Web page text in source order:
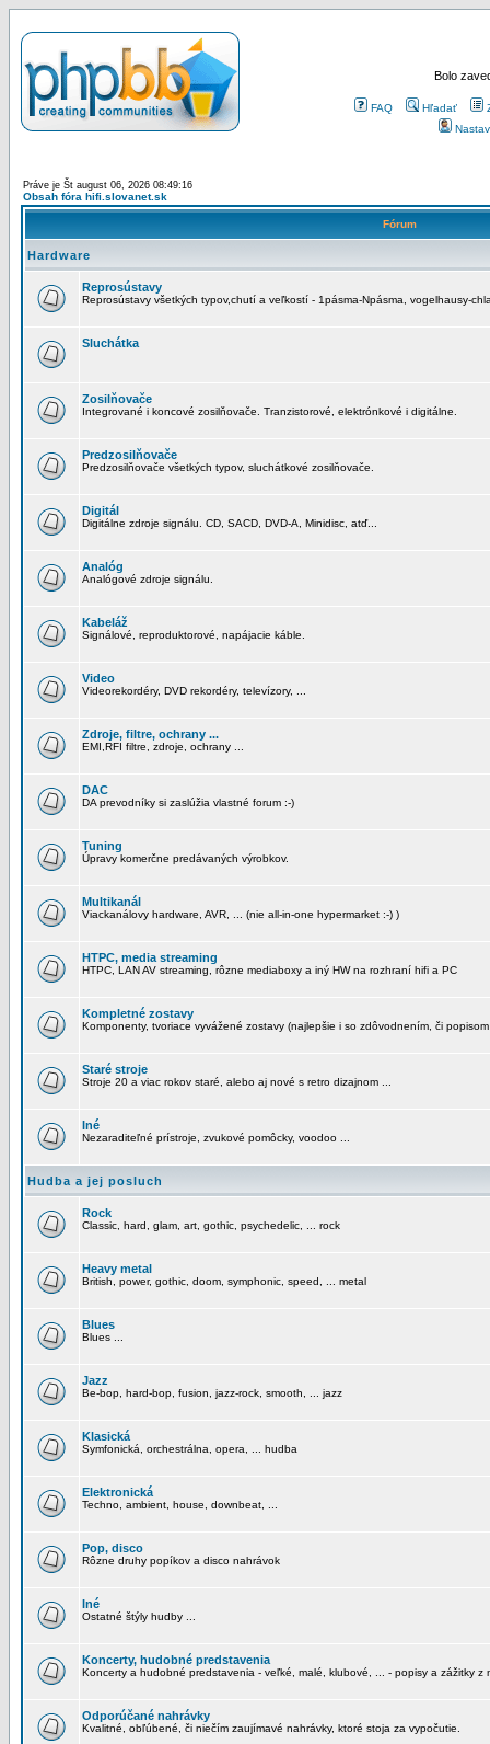
Bolo
FAQ Hľadať
Práve je Št august 06, 2026 08:49:16
Obsah fóra hifi.slovanet.sk
Fórum
Hardware
Reprosústavy
Reprosústavy všetkých typov,chutí a veľkostí - 1pásma-Npásma, vogelhausy-
Sluchátka
Zosilňovače
Integrované i koncové zosilňovače. Tranzistorové, elektrónkové i digitálne.
Predzosilňovače
Predzosilňovače všetkých typov, sluchátkové zosilňovače.
Digitál
Digitálne zdroje signálu. CD, SACD, DVD-A, Minidisc, atď...
Analóg
Analógové zdroje signálu.
Kabeláž
Signálové, reproduktorové, napájacie káble.
Video
Videorekordéry, DVD rekordéry, televízory, ...
Zdroje, filtre, ochrany ...
EMI,RFI filtre, zdroje, ochrany ...
DAC
DA prevodníky si zaslúžia vlastné forum :-)
Tuning
Úpravy komerčne predávaných výrobkov.
Multikanál
Viackanálovy hardware, AVR, ... (nie all-in-one hypermarket :-) )
HTPC, media streaming
HTPC, LAN AV streaming, rôzne mediaboxy a iný HW na rozhraní hifi a PC
Kompletné zostavy
Komponenty, tvoriace vyvážené zostavy (najlepšie i so zdôvodnením, či
Staré stroje
Stroje 20 a viac rokov staré, alebo aj nové s retro dizajnom ...
Iné
Nezaraditeľné prístroje, zvukové pomôcky, voodoo ...
Hudba a jej posluch
Rock
Classic, hard, glam, art, gothic, psychedelic, ... rock
Heavy metal
British, power, gothic, doom, symphonic, speed, ... metal
Blues
Blues ...
Jazz
Be-bop, hard-bop, fusion, jazz-rock, smooth, ... jazz
Klasická
Symfonická, orchestrálna, opera, ... hudba
Elektronická
Techno, ambient, house, downbeat, ...
Pop, disco
Rôzne druhy popíkov a disco nahrávok
Iné
Ostatné štýly hudby ...
Koncerty, hudobné predstavenia
Koncerty a hudobné predstavenia - veľké, malé, klubové, ... - popisy a zážitky z
Odporúčané nahrávky
Kvalitné, obľúbené, či niečím zaujímavé nahrávky, ktoré stoja za vypočutie.